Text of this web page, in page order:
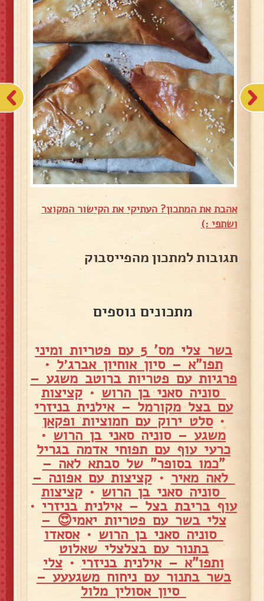
אהבת את המתכון? העתיקי את הקישור המקוצר
ושתפי :)
תגובות למתכון מהפייסבוק
מתכונים נוספים
בשר צלי מס' 5 עם פטריות ומיני
תפו"א – סיון אוחיון אברג׳ל •
פרגיות עם פטריות ברוטב משגע –
סוניה סאני בן הרוש •קציצות
עם בצל מקורמל – אילנית בניזרי
•סלט ירוק עם חמוציות ופקאן
משגע – סוניה סאני בן הרוש •
כרעי עוף עם תפוחי אדמה בגריל
"כמו בסופר" של סבתא לאה –
לאה מאיר •קציצות עם אפונה –
סוניה סאני בן הרוש •קציצות
עוף בריבת בצל – אילנית בניזרי •
צלי בשר עם פטריות יאמי😍 –
סוניה סאני בן הרוש •אסאדו
בתנור עם בצלצלי שאלוט
ותפו"א – אילנית בניזרי• צלי
בשר בתנור עם ניחוח משגעעע –
סיון אסולין מלול